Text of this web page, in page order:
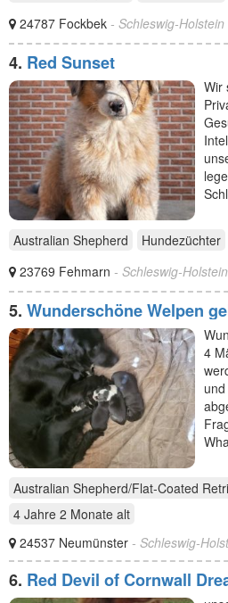
24787 Fockbek - Schleswig-Holstein
4. Red Sunset
Wir
Australian Shepherd
Hundezüchter
23769 Fehmarn - Schleswig-Holstein
5. Wunderschöne Welpen
und ein Junge.
4
Australian Shepherd/Flat-Coated
4 Jahre 2 Monate alt
24537 Neumünster - Schleswig-
6. Red Devil of Cornwall